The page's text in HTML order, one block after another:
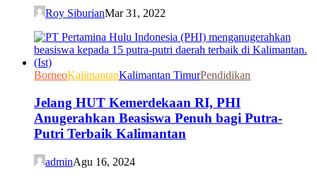
Roy SiburianMar 31, 2022
BorneoKalimantanKalimantan TimurPendidikan
Jelang HUT Kemerdekaan RI, PHI
Anugerahkan Beasiswa Penuh bagi Putra-
Putri Terbaik Kalimantan
adminAgu 16, 2024